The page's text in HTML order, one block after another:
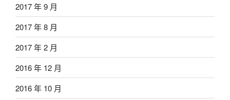
2017 年 9 月
2017 年 8 月
2017 年 2 月
2016 年 12 月
2016 年 10 月